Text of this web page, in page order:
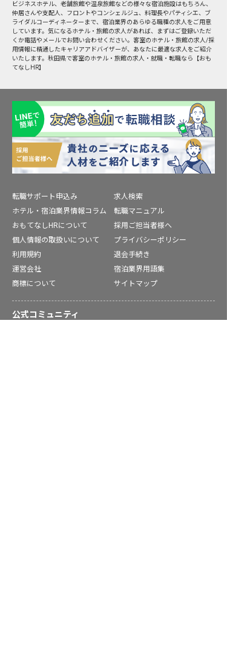
ビジネスホテル、老舗旅館や温泉旅館などの様々な宿泊施設はもちろん、
仲居さんや支配人、フロントやコンシェルジュ、料理長やパティシエ、ブ
ライダルコーディネーターまで、宿泊業界のあらゆる職種の求人をご用意
しています。気になるホテル・旅館の求人があれば、まずはご登録いただ
くか電話やメールでお問い合わせください。客室のホテル・旅館の求人/採
用情報に精通したキャリアアドバイザーが、あなたに最適な求人をご紹介
いたします。秋田県で客室のホテル・旅館の求人・就職・転職なら【おも
てなしHR】
転職サポート申込み
求人検索
ホテル・宿泊業界情報コラム
転職マニュアル
おもてなしHRについて
採用ご担当者様へ
個人情報の取扱いについて
プライバシーポリシー
利用規約
退会手続き
運営会社
宿泊業界用語集
商標について
サイトマップ
公式コミュニティ